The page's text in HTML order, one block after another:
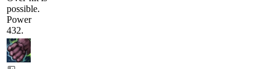
possible.
Power
432.